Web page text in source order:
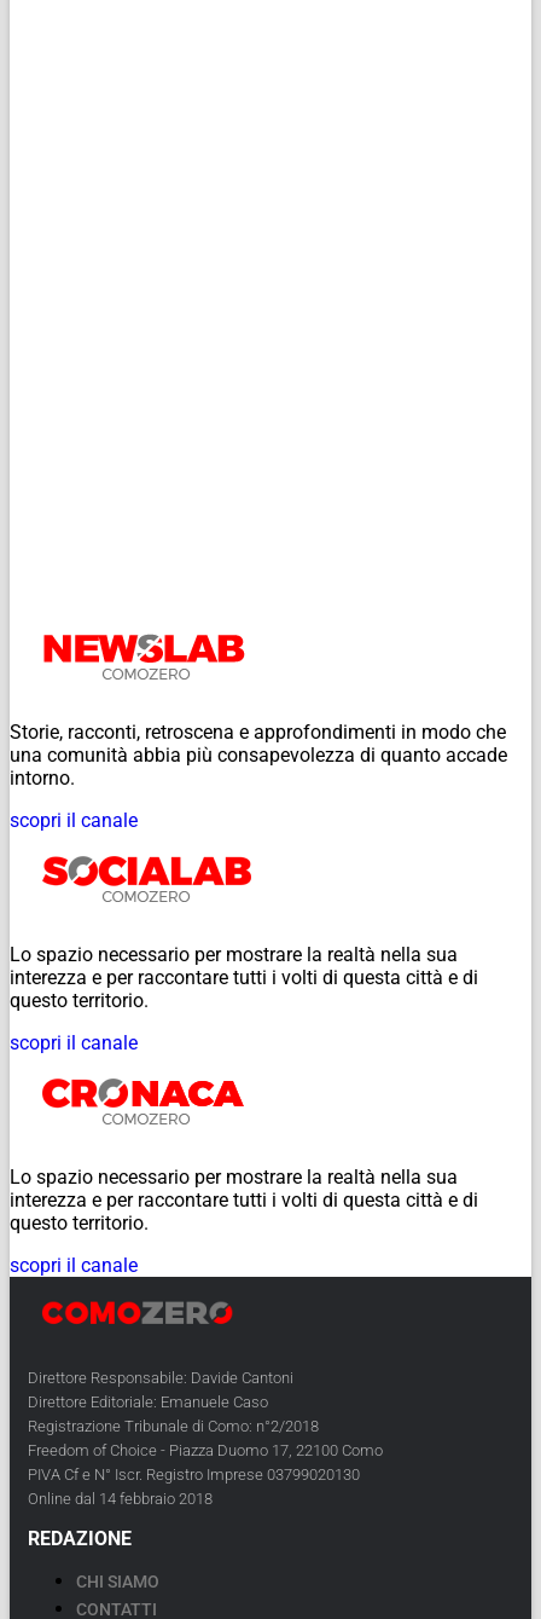
Storie, racconti, retroscena e approfondimenti in modo che
una comunità abbia più consapevolezza di quanto accade
intorno.
scopri il canale
Lo spazio necessario per mostrare la realtà nella sua
interezza e per raccontare tutti i volti di questa città e di
questo territorio.
scopri il canale
Lo spazio necessario per mostrare la realtà nella sua
interezza e per raccontare tutti i volti di questa città e di
questo territorio.
scopri il canale
Direttore Responsabile: Davide Cantoni
Direttore Editoriale: Emanuele Caso
Registrazione Tribunale di Como: n°2/2018
Freedom of Choice - Piazza Duomo 17, 22100 Como
PIVA Cf e N° Iscr. Registro Imprese 03799020130
Online dal 14 febbraio 2018
REDAZIONE
CHI SIAMO
CONTATTI